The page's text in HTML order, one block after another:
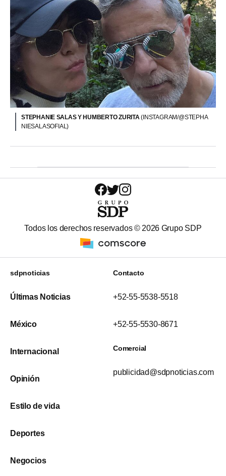
STEPHANIE SALAS Y HUMBERTO ZURITA(INSTAGRAM/@STEPHA
NIESALASOFIAL)
Todos los derechos reservados © 2026 Grupo SDP
sdpnoticias
Últimas Noticias
México
Internacional
Opinión
Estilo de vida
Deportes
Negocios
Contacto
+52-55-5538-5518
+52-55-5530-8671
Comercial
publicidad@sdpnoticias.com